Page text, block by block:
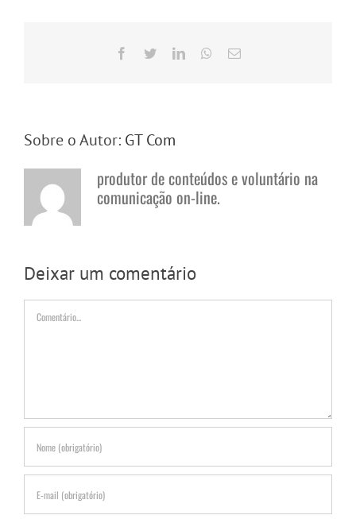
Facebook
TwitterLinkedInWhatsApp
E-
Sobre o Autor: GT Com
produtor de conteúdos e voluntário na
comunicação on-line.
Deixar um comentário
Comentário